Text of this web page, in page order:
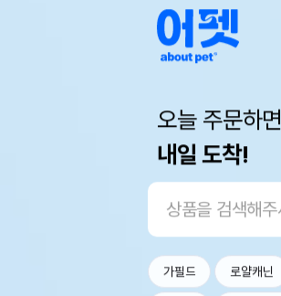
오늘 주문하면
내일 도착!
가필드 로얄캐닌